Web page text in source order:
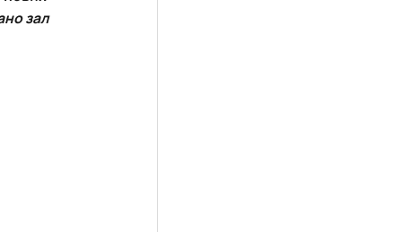
зал